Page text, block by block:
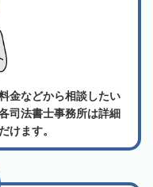
金などから相談したい
司法書士事務所は詳細
けます。